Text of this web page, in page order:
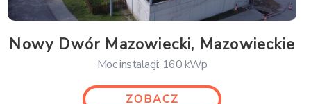
Nowy Dwór Mazowiecki, Mazowieckie
Moc instalacji: 160 kWp
ZOBACZ